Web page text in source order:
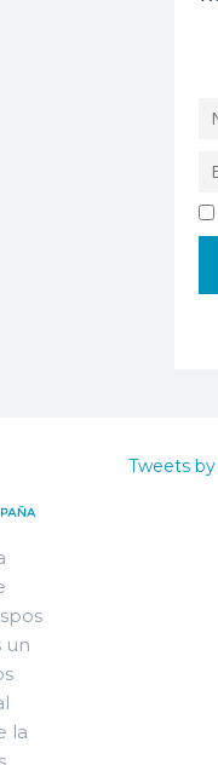
un
la
Tweets